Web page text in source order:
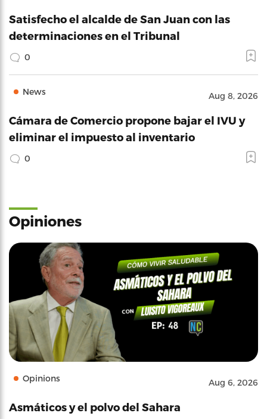
Satisfecho el alcalde de San Juan con las
determinaciones en el Tribunal
0
News Aug 8, 2026
Cámara de Comercio propone bajar el IVU y
eliminar el impuesto al inventario
0
Opiniones
Opinions Aug 6, 2026
Asmáticos y el polvo del Sahara